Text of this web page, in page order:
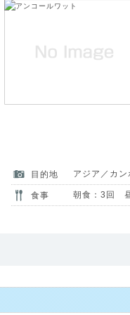
目的地 アジア／カン
食事 朝食：3回